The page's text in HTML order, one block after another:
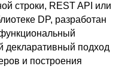
строки, REST API или
DP, разработан
декларативный подход
и построения